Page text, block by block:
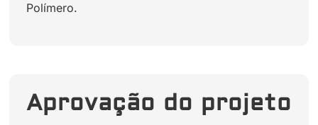
Polímero.
Aprovação do projeto